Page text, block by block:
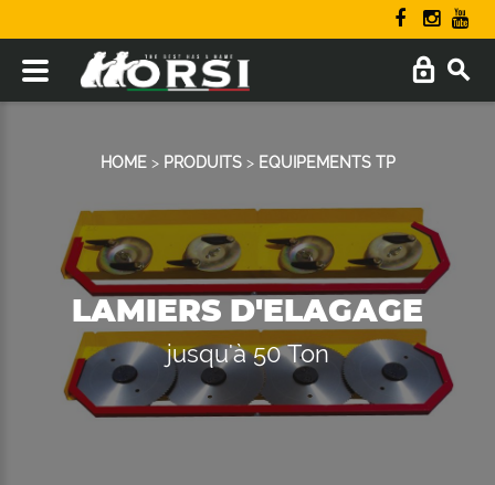
HOME> PRODUITS> EQUIPEMENTS TP
LAMIERS D'ELAGAGE
jusqu'à 50 Ton